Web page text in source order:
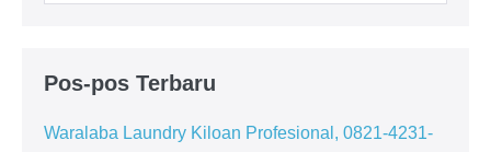
Pos-pos Terbaru
Waralaba Laundry Kiloan Profesional, 0821-4231-